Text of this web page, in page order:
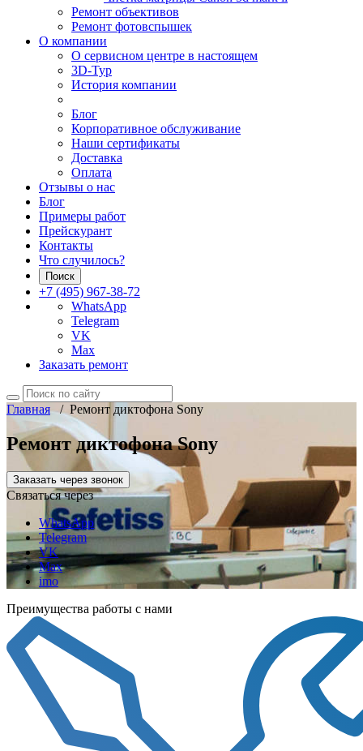
Ремонт объективов
Ремонт фотовспышек
О компании
О сервисном центре в настоящем
3D-Тур
История компании
Блог
Корпоративное обслуживание
Наши сертификаты
Доставка
Оплата
Отзывы о нас
Блог
Примеры работ
Прейскурант
Контакты
Что случилось?
Поиск
+7 (495) 967-38-72
WhatsApp
Telegram
VK
Max
Заказать ремонт
Главная/ Ремонт диктофона Sony
Ремонт диктофона Sony
Заказать через звонок
Связаться через
WhatsApp
Telegram
VK
Max
imo
Преимущества работы с нами